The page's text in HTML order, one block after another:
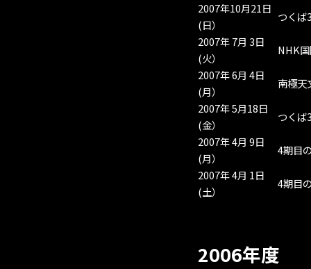
2007年10月21日
(日）
つくば
2007年 7月 3日
(火）
NHK
2007年 6月 4日
(月）
南極天
2007年 5月18日
(金）
つくば
2007年 4月 9日
(月）
4期目
2007年 4月 1日
(土）
4期目
2006年度